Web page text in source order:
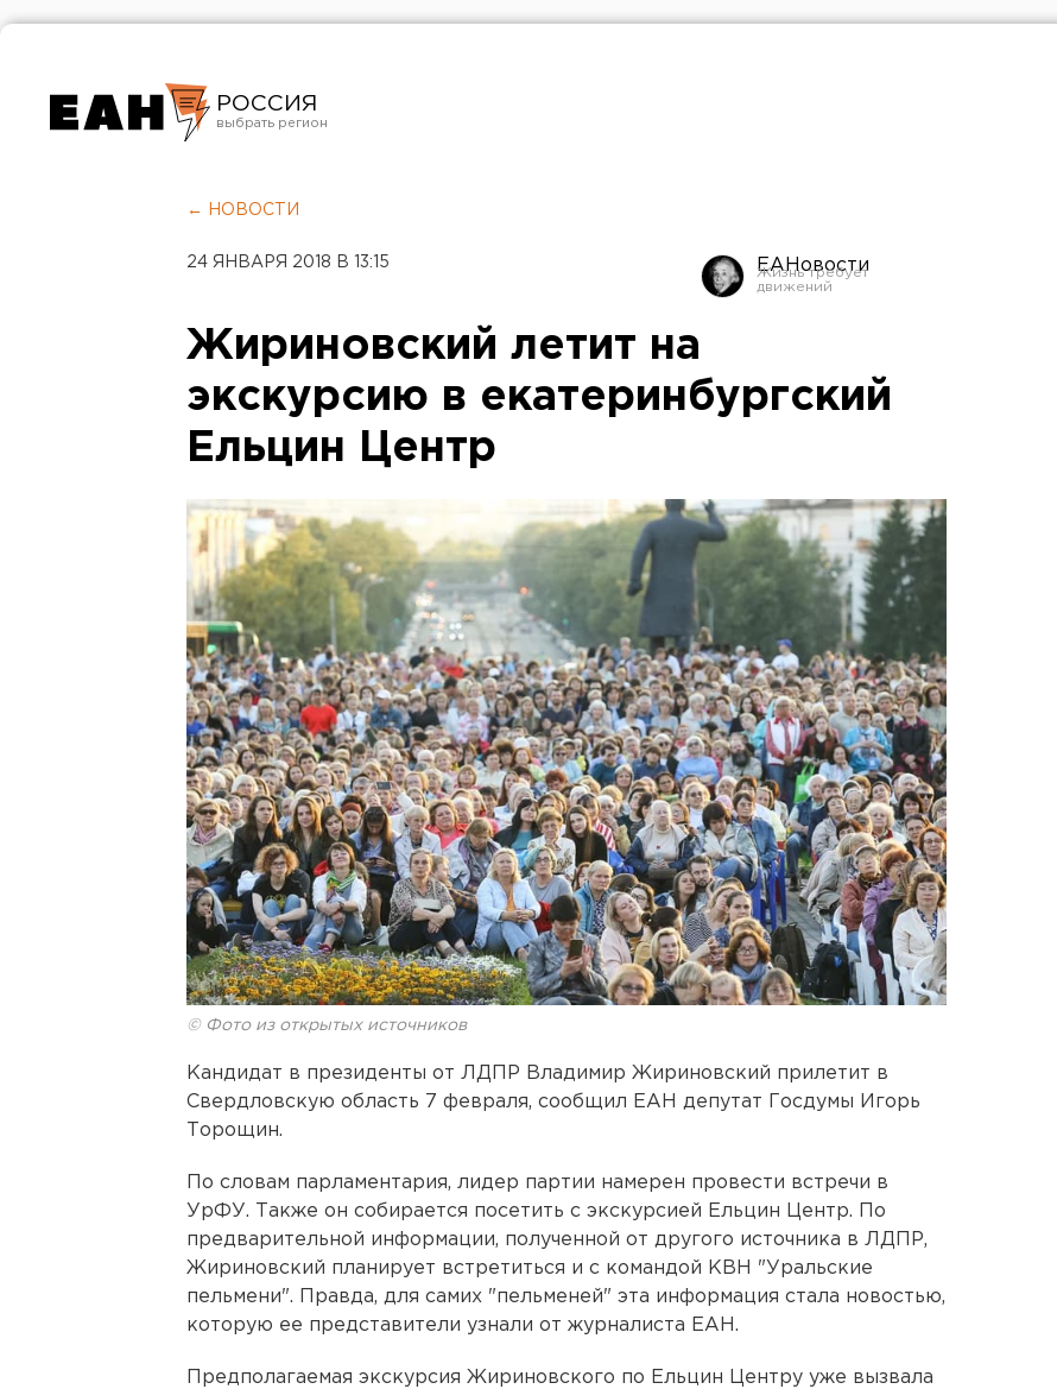
РОССИЯ
Челябинск
← НОВОСТИ
24 ЯНВАРЯ 2018 В 13:15 ЕАНовости
Жириновский летит на
экскурсию в екатеринбургский
Ельцин Центр
© Фото из открытых источников
Кандидат в президенты от ЛДПР Владимир Жириновский прилетит в
Свердловскую область 7 февраля, сообщил ЕАН депутат Госдумы Игорь
Торощин.
По словам парламентария, лидер партии намерен провести встречи в
УрФУ. Также он собирается посетить с экскурсией Ельцин Центр. По
предварительной информации, полученной от другого источника в ЛДПР,
Жириновский планирует встретиться и с командой КВН "Уральские
пельмени". Правда, для самих "пельменей" эта информация стала новостью,
которую ее представители узнали от журналиста ЕАН.
Предполагаемая экскурсия Жириновского по Ельцин Центру уже вызвала